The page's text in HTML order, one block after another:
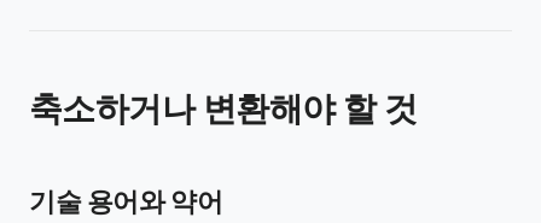
축소하거나 변환해야 할 것
기술 용어와 약어